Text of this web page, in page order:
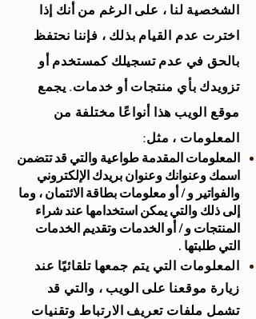
الشخصية لنا ، على الرغم من أنك إذا
اخترت عدم القيام بذلك ، فإننا نحتفظ
بالحق في عدم تسجيلك كمستخدم أو
تزويدك بأي منتجات أو خدمات. يجمع
موقع الويب هذا أنواعًا مختلفة من
المعلومات ، مثل:
المعلومات المقدمة طواعية والتي قد تتضمن
اسمك وعنوانك وعنوان بريدك الإلكتروني
والفواتير و / أو معلومات بطاقة الائتمان ، وما
إلى ذلك والتي يمكن استخدامها عند شراء
المنتجات و / أو الخدمات وتقديم الخدمات
التي طلبتها .
المعلومات التي يتم جمعها تلقائيًا عند
زيارة موقعنا على الويب ، والتي قد
تشمل ملفات تعريف الارتباط وتقنيات